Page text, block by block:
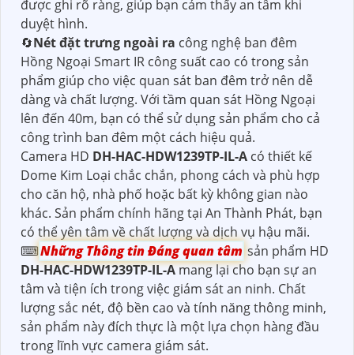
được ghi rõ ràng, giúp bạn cảm thấy an tâm khi
duyệt hình.
🔄Nét đặt trưng ngoài ra công nghệ ban đêm
Hồng Ngoại Smart IR công suất cao có trong sản
phẩm giúp cho việc quan sát ban đêm trở nên dễ
dàng và chất lượng. Với tầm quan sát Hồng Ngoại
lên đến 40m, bạn có thể sử dụng sản phẩm cho cả
công trình ban đêm một cách hiệu quả.
Camera HD DH-HAC-HDW1239TP-IL-A có thiết kế
Dome Kim Loại chắc chắn, phong cách và phù hợp
cho căn hộ, nhà phố hoặc bất kỳ không gian nào
khác. Sản phẩm chính hãng tại An Thành Phát, bạn
có thể yên tâm về chất lượng và dịch vụ hậu mãi.
⌨Những Thông tin Đáng quan tâm sản phẩm HD
DH-HAC-HDW1239TP-IL-Amang lại cho bạn sự an
tâm và tiện ích trong việc giám sát an ninh. Chất
lượng sắc nét, độ bền cao và tính năng thông minh,
sản phẩm này đích thực là một lựa chọn hàng đầu
trong lĩnh vực camera giám sát.